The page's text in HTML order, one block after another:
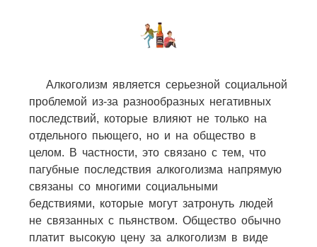
Алкоголизм является серьезной социальной
проблемой из-за разнообразных негативных
последствий, которые влияют не только на
отдельного пьющего, но и на общество в
целом. В частности, это связано с тем, что
пагубные последствия алкоголизма напрямую
связаны со многими социальными
бедствиями, которые могут затронуть людей
не связанных с пьянством. Общество обычно
платит высокую цену за алкоголизм в виде